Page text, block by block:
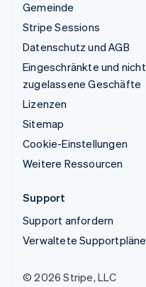
Gemeinde
Stripe Sessions
Datenschutz und AGB
Eingeschränkte und nicht
zugelassene Geschäfte
Lizenzen
Sitemap
Cookie-Einstellungen
Weitere Ressourcen
Support
Support anfordern
Verwaltete Supportpläne
© 2026 Stripe, LLC